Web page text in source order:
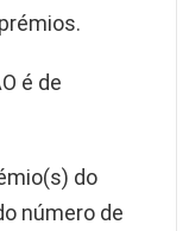
é de
do
número de